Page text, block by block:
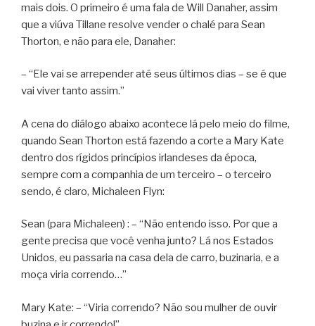
mais dois. O primeiro é uma fala de Will Danaher, assim
que a viúva Tillane resolve vender o chalé para Sean
Thorton, e não para ele, Danaher:
– “Ele vai se arrepender até seus últimos dias – se é que
vai viver tanto assim.”
A cena do diálogo abaixo acontece lá pelo meio do filme,
quando Sean Thorton está fazendo a corte a Mary Kate
dentro dos rígidos princípios irlandeses da época,
sempre com a companhia de um terceiro – o terceiro
sendo, é claro, Michaleen Flyn:
Sean (para Michaleen) : – “Não entendo isso. Por que a
gente precisa que você venha junto? Lá nos Estados
Unidos, eu passaria na casa dela de carro, buzinaria, e a
moça viria correndo…”
Mary Kate: – “Viria correndo? Não sou mulher de ouvir